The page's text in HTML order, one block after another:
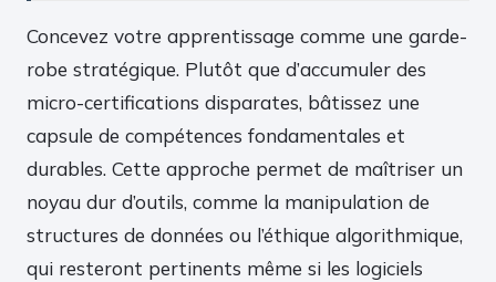
Concevez votre apprentissage comme une garde-
robe stratégique. Plutôt que d’accumuler des
micro-certifications disparates, bâtissez une
capsule de compétences fondamentales et
durables. Cette approche permet de maîtriser un
noyau dur d’outils, comme la manipulation de
structures de données ou l’éthique algorithmique,
qui resteront pertinents même si les logiciels